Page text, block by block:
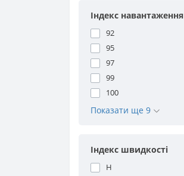
Індекс навантаження
92
95
97
99
100
Показати ще 9
Індекс швидкості
H